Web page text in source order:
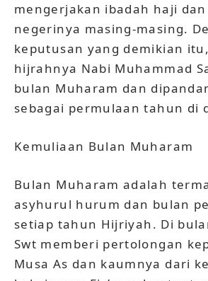
mengerjakan ibadah haji
negerinya masing-masing.
keputusan yang demikian
hijrahnya Nabi Muhammad
bulan Muharam dan
sebagai permulaan tahun di
Kemuliaan Bulan Muharam
Bulan Muharam adalah
asyhurul hurum dan bulan
setiap tahun Hijriyah. Di
Swt memberi pertolongan
Musa As dan kaumnya dari